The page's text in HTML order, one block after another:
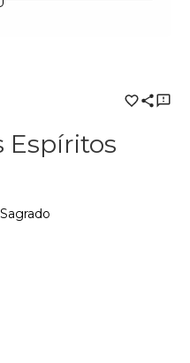
Espíritos